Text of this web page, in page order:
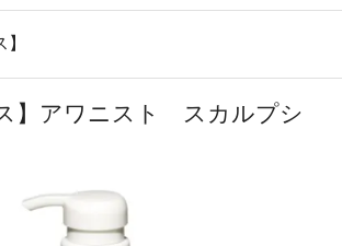
】アワニスト スカルプシ